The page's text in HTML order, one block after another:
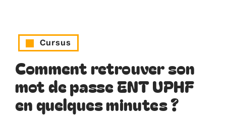
Cursus
Comment retrouver son
mot de passe ENT UPHF
en quelques minutes ?